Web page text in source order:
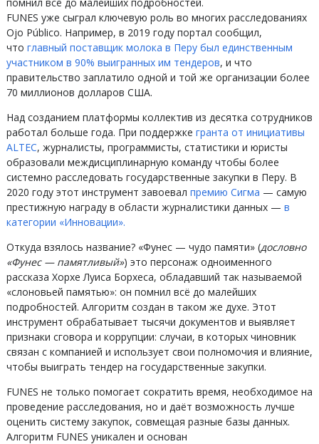
FUNES уже сыграл ключевую роль во многих расследованиях
Ojo Público. Например, в 2019 году портал сообщил,
что главный поставщик молока в Перу был единственным
участником в 90% выигранных им тендеров, и что
правительство заплатило одной и той же организации более
70 миллионов долларов США.
Над созданием платформы коллектив из десятка сотрудников
работал больше года. При поддержке гранта от инициативы
ALTEC, журналисты, программисты, статистики и юристы
образовали междисциплинарную команду чтобы более
системно расследовать государственные закупки в Перу. В
2020 году этот инструмент завоевал премию Сигма — самую
престижную награду в области журналистики данных — в
категории «Инновации».
Откуда взялось название? «Фунес — чудо памяти» (дословно
«Фунес — памятливый») это персонаж одноименного
рассказа Хорхе Луиса Борхеса, обладавший так называемой
«слоновьей памятью»: он помнил всё до малейших
подробностей. Алгоритм создан в таком же духе. Этот
инструмент обрабатывает тысячи документов и выявляет
признаки сговора и коррупции: случаи, в которых чиновник
связан с компанией и использует свои полномочия и влияние,
чтобы выиграть тендер на государственные закупки.
FUNES не только помогает сократить время, необходимое на
проведение расследования, но и даёт возможность лучше
оценить систему закупок, совмещая разные базы данных.
Алгоритм FUNES уникален и основан